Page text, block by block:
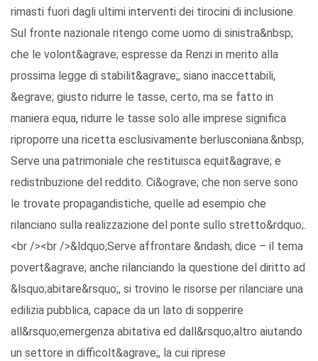
rimasti fuori dagli ultimi interventi dei tirocini di inclusione.
Sul fronte nazionale ritengo come uomo di sinistra&nbsp;
che le volont&agrave; espresse da Renzi in merito alla
prossima legge di stabilit&agrave;, siano inaccettabili,
&egrave; giusto ridurre le tasse, certo, ma se fatto in
maniera equa, ridurre le tasse solo alle imprese significa
riproporre una ricetta esclusivamente berlusconiana.&nbsp;
Serve una patrimoniale che restituisca equit&agrave; e
redistribuzione del reddito. Ci&ograve; che non serve sono
le trovate propagandistiche, quelle ad esempio che
rilanciano sulla realizzazione del ponte sullo stretto&rdquo;.
<br /><br />&ldquo;Serve affrontare &ndash; dice – il tema
povert&agrave; anche rilanciando la questione del diritto ad
&lsquo;abitare&rsquo;, si trovino le risorse per rilanciare una
edilizia pubblica, capace da un lato di sopperire
all&rsquo;emergenza abitativa ed dall&rsquo;altro aiutando
un settore in difficolt&agrave;, la cui riprese